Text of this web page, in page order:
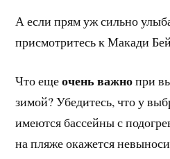
А если прям уж сильно
присмотритесь к Макади
Что ещеочень важнопри
зимой? Убедитесь, что у
имеются бассейны с
на пляже окажется